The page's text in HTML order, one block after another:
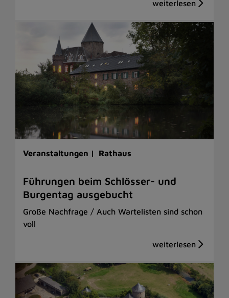
Veranstaltungen | Rathaus
Führungen beim Schlösser- und
Burgentag ausgebucht
Große Nachfrage / Auch Wartelisten sind schon
voll